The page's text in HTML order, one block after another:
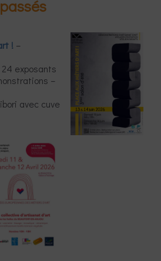
! –
exposants
–
avec cuve